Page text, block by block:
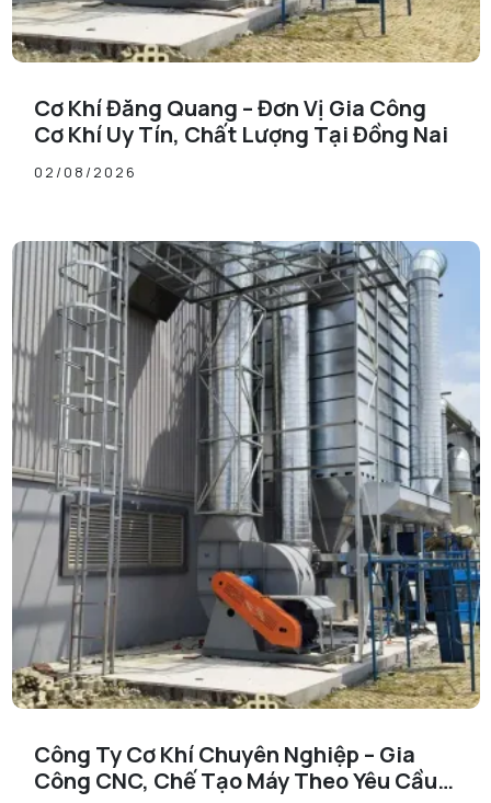
Cơ Khí Đăng Quang – Đơn Vị Gia Công
Cơ Khí Uy Tín, Chất Lượng Tại Đồng Nai
02/08/2026
Công Ty Cơ Khí Chuyên Nghiệp – Gia
Công CNC, Chế Tạo Máy Theo Yêu Cầu